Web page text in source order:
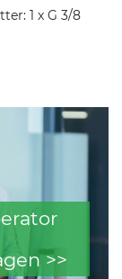
1 x G 3/8
>>